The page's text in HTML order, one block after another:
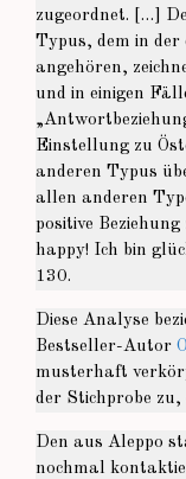
zugeordnet. […]
Typus, dem in
angehören,
und in einigen
Einstellung zu
anderen Typus
allen anderen
positive
happy! Ich bin
130.
Diese Analyse
Bestseller-Autor
musterhaft
der Stichprobe
Den aus Aleppo
nochmal